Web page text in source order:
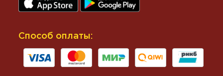
Способ оплаты: